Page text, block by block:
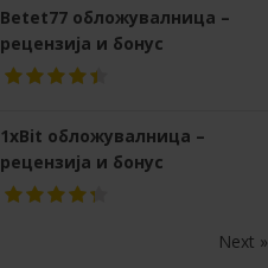
Betet77 обложувалница –
рецензија и бонус
1xBit обложувалница –
рецензија и бонус
Next »